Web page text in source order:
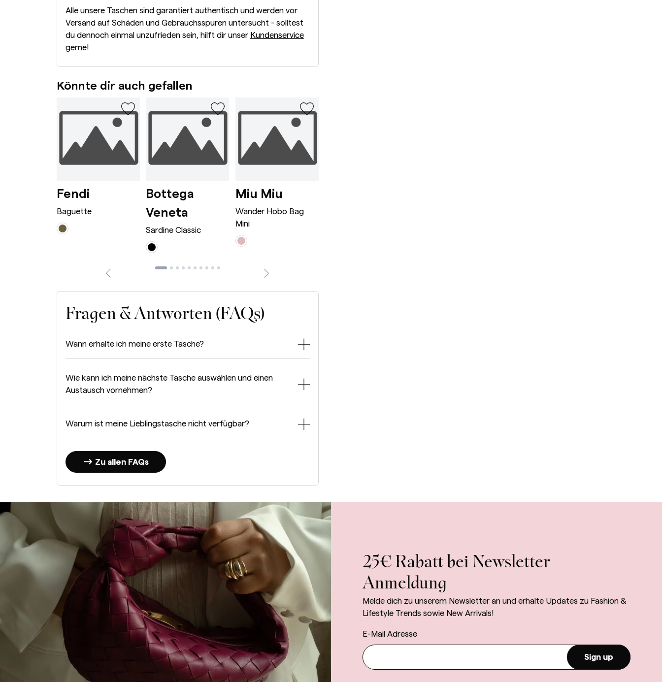
Alle unsere Taschen sind garantiert authentisch und werden vor
Versand auf Schäden und Gebrauchsspuren untersucht - solltest
du dennoch einmal unzufrieden sein, hilft dir unser Kundenservice
gerne!
Könnte dir auch gefallen
Caramel
Dionysus Bag Mini Bordeaux
FendiBaguette Avocado
Baguette
Bottega
Veneta Sardine Classic Black
Sardine Classic
Miu Miu
Wander Hobo Bag
Mini
Fragen & Antworten (FAQs)
Wann erhalte ich meine erste Tasche?
Wie kann ich meine nächste Tasche auswählen und einen
Austausch vornehmen?
Warum ist meine Lieblingstasche nicht verfügbar?
Zu allen FAQs
25€ Rabatt bei Newsletter
Anmeldung
Melde dich zu unserem Newsletter an und erhalte Updates zu Fashion &
Lifestyle Trends sowie New Arrivals!
E-Mail Adresse
Sign up